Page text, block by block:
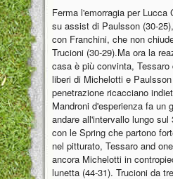
Ferma l'emorragia per Lucca
su assist di Paulsson (30-
con Franchini, che non
Trucioni (30-29).Ma ora la
casa è più convinta, Tessaro
liberi di Michelotti e
penetrazione ricacciano
Mandroni d'esperienza fa un
andare all'intervallo lungo sul
con le Spring che partono
nel pitturato, Tessaro and
ancora Michelotti in
lunetta (44-31). Trucioni da